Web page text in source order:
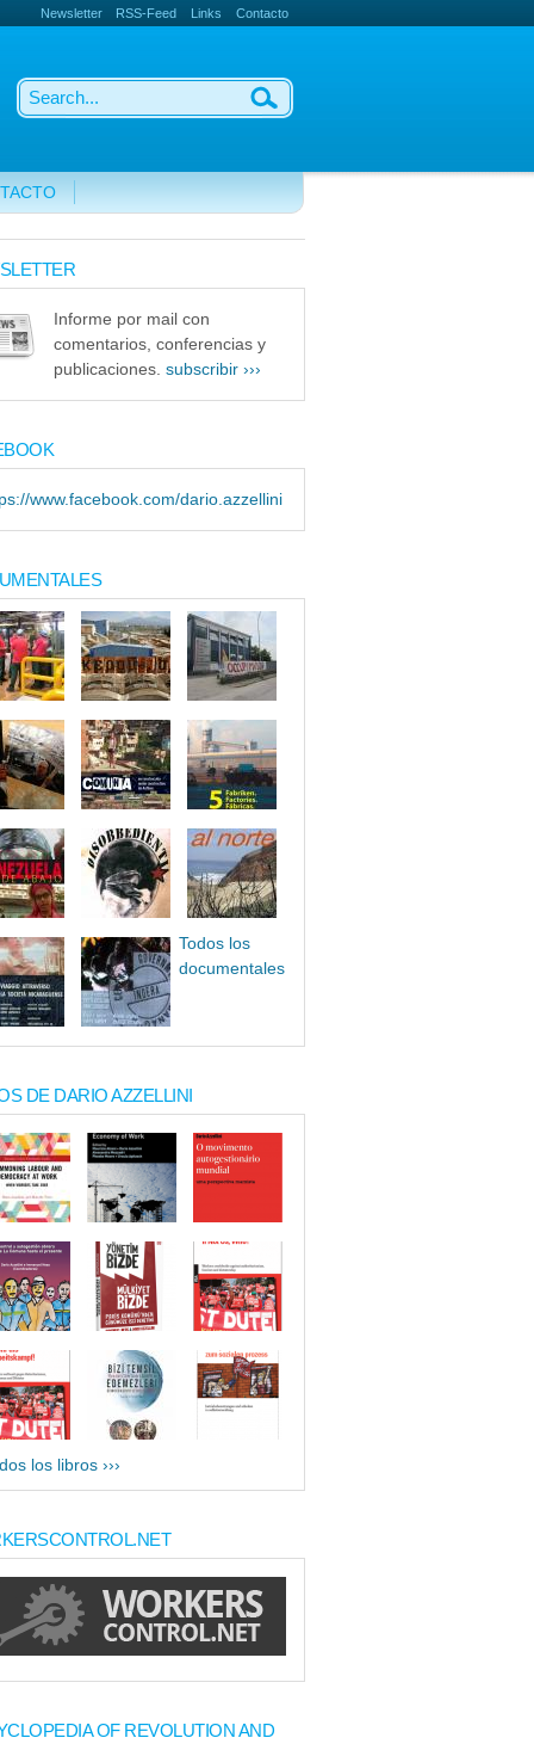
Newsletter RSS-Feed Links Contacto
Informe por mail con
comentarios, conferencias y
publicaciones. subscribir ›››
www.facebook.com/dario.azzellini
Todos los
documentales
DE DARIO AZZELLINI
los libros ›››
OF REVOLUTION AND